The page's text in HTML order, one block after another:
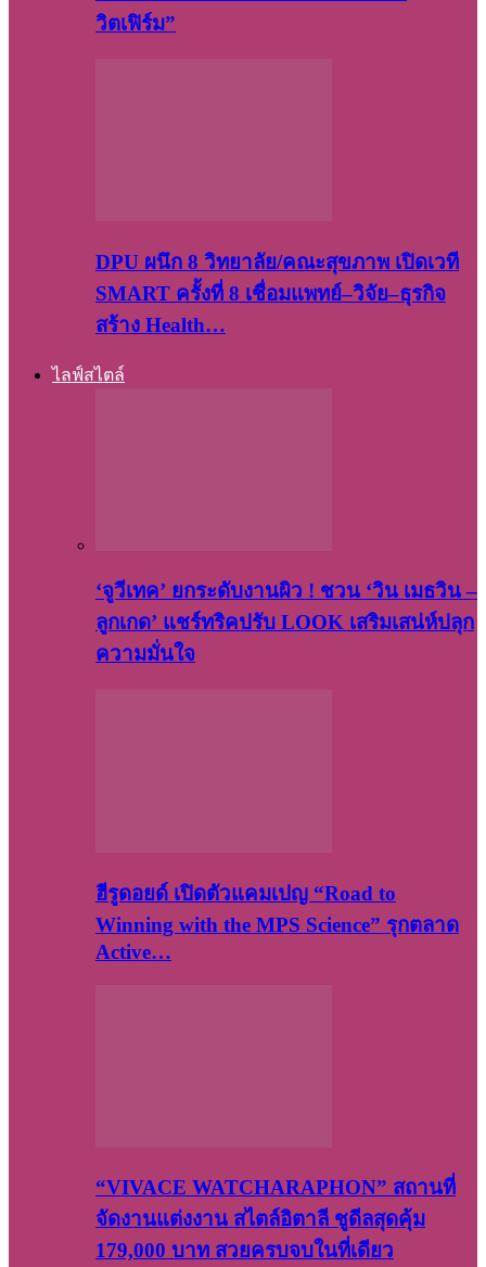
วิตเฟิร์ม”
DPU ผนึก 8 วิทยาลัย/คณะสุขภาพ เปิดเวที
SMART ครั้งที่ 8 เชื่อมแพทย์–วิจัย–ธุรกิจ
สร้าง Health…
ไลฟ์สไตล์
‘จูวีเทค’ ยกระดับงานผิว ! ชวน ‘วิน เมธวิน –
ลูกเกด’ แชร์ทริคปรับ LOOK เสริมเสน่ห์ปลุก
ความมั่นใจ
ฮีรูดอยด์ เปิดตัวแคมเปญ “Road to
Winning with the MPS Science” รุกตลาด
Active…
“VIVACE WATCHARAPHON” สถานที่
จัดงานแต่งงาน สไตล์อิตาลี ชูดีลสุดคุ้ม
179,000 บาท สวยครบจบในที่เดียว